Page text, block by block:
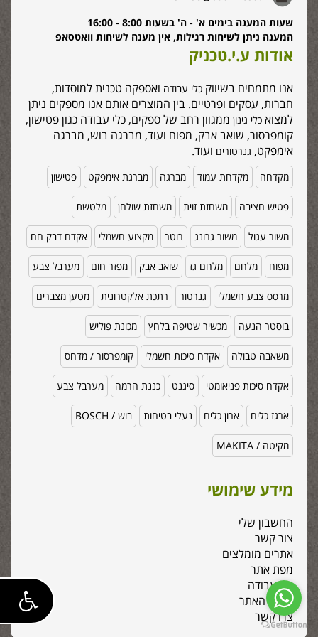
שעות המענה בימים א' - ה' בשעות 8:00 - 16:00
המענה ניתן לשיחות רגילות, אין מענה לשיחות וואטסאפ
אודות ע.י.טכניק
אנו מתמחים בשיווק כלי עבודה ואספקה טכנית למוסדות,
חברות, עסקים ופרטיים. בין המוצרים אותם אנו מספקים ניתן
למצוא כלי גינון ממגוון רחב של ספקים, כלי עבודה כגון פטישון,
קומפרסור, שואב אבק, מפוח ועוד, מברגה בוש, מברגה
אימפקט, גנרטורים ועוד.
מקדחה מקדחת עמוד מברגה מברגת אימפקט פטישון
פטיש חציבה משחזת זוית משחזת שולחן מלטשת
משור עגול משור גרונג רוטר מקצוע חשמלי אקדח דבק חם
מפוח מלחם מלחם גז שואב אבק מפזר חום מערבל צבע
מרסס צבע חשמלי גנרטור רתכת אלקטרונית מטען מצברים
בוסטר הנעה מכשיר שטיפה בלחץ מכונת פוליש
משאבה טבולה אקדח סיכות חשמלי קומפרסור / מדחס
אקדח סיכות פניאומטי סיגנט כננת הרמה מערבל צבע
ארגז כלים ארון כלים נעלי בטיחות בוש / BOSCH
מקיטה / MAKITA
מידע שימושי
החשבון שלי
צור קשר
אתרים מומלצים
מפת אתר
כלי עבודה
אודות האתר
צרו קשר